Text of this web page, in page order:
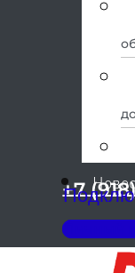
+7
Личный